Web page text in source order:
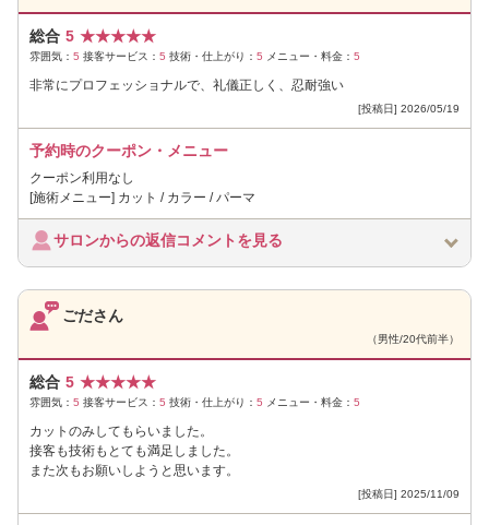
総合 5 ★★★★★
雰囲気： 5 接客サービス： 5 技術・仕上がり： 5 メニュー・料金： 5
非常にプロフェッショナルで、礼儀正しく、忍耐強い
[投稿日] 2026/05/19
予約時のクーポン・メニュー
クーポン利用なし
[施術メニュー] カット / カラー / パーマ
サロンからの返信コメントを見る
ごださん
（男性/20代前半）
総合 5 ★★★★★
雰囲気： 5 接客サービス： 5 技術・仕上がり： 5 メニュー・料金： 5
カットのみしてもらいました。
接客も技術もとても満足しました。
また次もお願いしようと思います。
[投稿日] 2025/11/09